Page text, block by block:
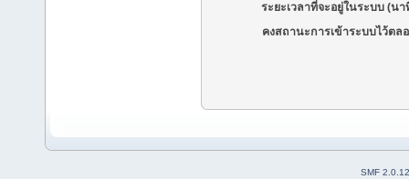
ระยะเวลาที่จะอยู่ในระบบ (นา
คงสถานะการเข้าระบบไว้ตล
SMF 2.0.12